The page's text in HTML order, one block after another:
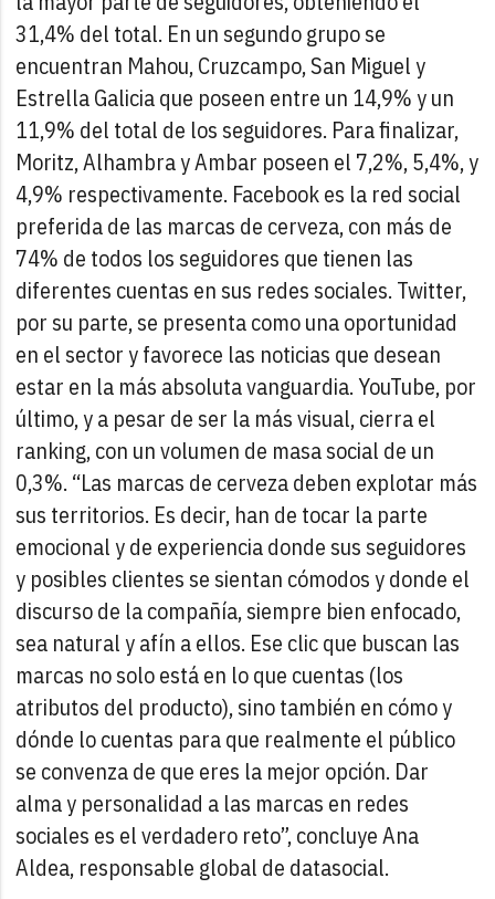
31,4% del total. En un segundo grupo se
encuentran Mahou, Cruzcampo, San Miguel y
Estrella Galicia que poseen entre un 14,9% y un
11,9% del total de los seguidores. Para finalizar,
Moritz, Alhambra y Ambar poseen el 7,2%, 5,4%, y
4,9% respectivamente. Facebook es la red social
preferida de las marcas de cerveza, con más de
74% de todos los seguidores que tienen las
diferentes cuentas en sus redes sociales. Twitter,
por su parte, se presenta como una oportunidad
en el sector y favorece las noticias que desean
estar en la más absoluta vanguardia. YouTube, por
último, y a pesar de ser la más visual, cierra el
ranking, con un volumen de masa social de un
0,3%. “Las marcas de cerveza deben explotar más
sus territorios. Es decir, han de tocar la parte
emocional y de experiencia donde sus seguidores
y posibles clientes se sientan cómodos y donde el
discurso de la compañía, siempre bien enfocado,
sea natural y afín a ellos. Ese clic que buscan las
marcas no solo está en lo que cuentas (los
atributos del producto), sino también en cómo y
dónde lo cuentas para que realmente el público
se convenza de que eres la mejor opción. Dar
alma y personalidad a las marcas en redes
sociales es el verdadero reto”, concluye Ana
Aldea, responsable global de datasocial.